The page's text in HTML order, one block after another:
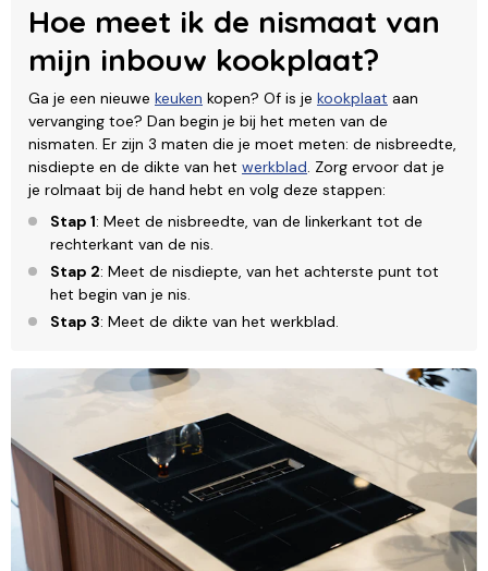
Hoe meet ik de nismaat van
mijn inbouw kookplaat?
Ga je een nieuwe keuken kopen? Of is je kookplaat aan
vervanging toe? Dan begin je bij het meten van de
nismaten. Er zijn 3 maten die je moet meten: de nisbreedte,
nisdiepte en de dikte van het werkblad. Zorg ervoor dat je
je rolmaat bij de hand hebt en volg deze stappen:
Stap 1: Meet de nisbreedte, van de linkerkant tot de
rechterkant van de nis.
Stap 2: Meet de nisdiepte, van het achterste punt tot
het begin van je nis.
Stap 3: Meet de dikte van het werkblad.